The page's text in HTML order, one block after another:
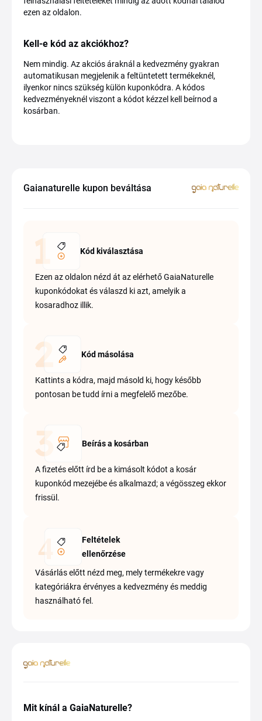
ezen az oldalon.
Kell-e kód az akciókhoz?
Nem mindig. Az akciós áraknál a kedvezmény gyakran
automatikusan megjelenik a feltüntetett termékeknél,
ilyenkor nincs szükség külön kuponkódra. A kódos
kedvezményeknél viszont a kódot kézzel kell beírnod a
kosárban.
Gaianaturelle kupon beváltása
Kód kiválasztása
Ezen az oldalon nézd át az elérhető GaiaNaturelle
kuponkódokat és válaszd ki azt, amelyik a
kosaradhoz illik.
Kód másolása
Kattints a kódra, majd másold ki, hogy később
pontosan be tudd írni a megfelelő mezőbe.
Beírás a kosárban
A fizetés előtt írd be a kimásolt kódot a kosár
kuponkód mezejébe és alkalmazd; a végösszeg ekkor
frissül.
Feltételek
ellenőrzése
Vásárlás előtt nézd meg, mely termékekre vagy
kategóriákra érvényes a kedvezmény és meddig
használható fel.
Mit kínál a GaiaNaturelle?